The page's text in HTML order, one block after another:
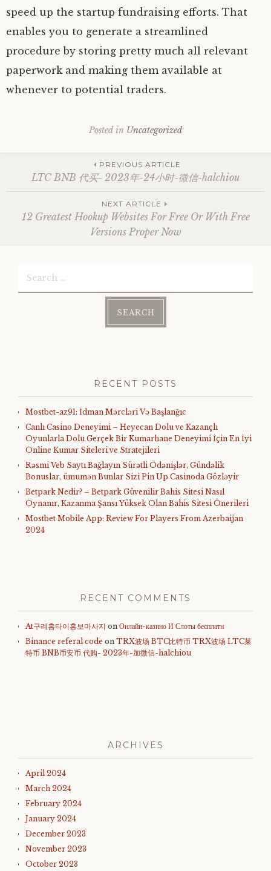
speed up the startup fundraising efforts. That
enables you to generate a streamlined
procedure by storing pretty much all relevant
paperwork and making them available at
whenever to potential traders.
Posted in Uncategorized
Post
navigation
PREVIOUS ARTICLE
LTC BNB 代买- 2023年-24小时-微信-halchiou
NEXT ARTICLE
12 Greatest Hookup Websites For Free Or With Free
Versions Proper Now
RECENT POSTS
Mostbet-az91: İdman Mərcləri Və Başlanğıc
Canlı Casino Deneyimi – Heyecan Dolu ve Kazançlı
Oyunlarla Dolu Gerçek Bir Kumarhane Deneyimi İçin En İyi
Online Kumar Siteleri ve Stratejileri
Rəsmi Veb Saytı Bağlayın️ Sürətli Ödənişlər, Gündəlik
Bonuslar, ümumən Bunlar Sizi Pin Up Casinoda Gözləyir
Betpark Nedir? – Betpark Güvenilir Bahis Sitesi Nasıl
Oynanır, Kazanma Şansı Yüksek Olan Bahis Sitesi Önerileri
Mostbet Mobile App: Review For Players From Azerbaijan
2024
RECENT COMMENTS
At구례홈타이홍보마사지 on Онлайн-казино И Слоты бесплатн
Binance referal code on TRX波场 BTC比特币 TRX波场 LTC莱
特币 BNB币安币 代购- 2023年-加微信-halchiou
ARCHIVES
April 2024
March 2024
February 2024
January 2024
December 2023
November 2023
October 2023